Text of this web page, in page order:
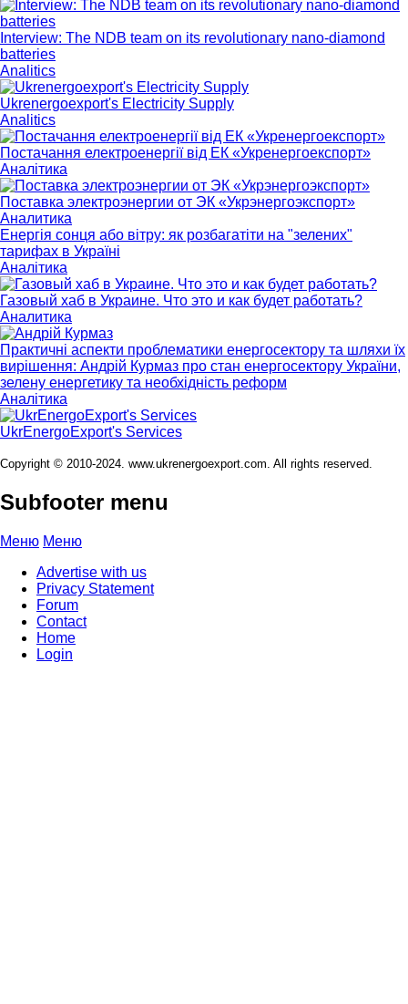
Interview: The NDB team on its revolutionary nano-diamond
batteries
Analitics
Ukrenergoexport's Electricity Supply
Analitics
Постачання електроенергії від ЕК «Укренергоекспорт»
Аналітика
Поставка электроэнергии от ЭК «Укрэнергоэкспорт»
Аналитика
Енергія сонця або вітру: як розбагатіти на "зелених"
тарифах в Україні
Аналітика
Газовый хаб в Украине. Что это и как будет работать?
Аналитика
Практичні аспекти проблематики енергосектору та шляхи їх
вирішення: Андрій Курмаз про стан енергосектору України,
зелену енергетику та необхідність реформ
Аналітика
UkrEnergoExport's Services
Copyright © 2010-2024. www.ukrenergoexport.com. All rights reserved.
Subfooter menu
Меню Меню
Advertise with us
Privacy Statement
Forum
Contact
Home
Login